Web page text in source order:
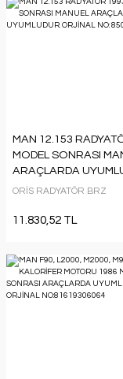
MAN 12.153
MODEL SONRASI
ARAÇLARDA
ORJİNAL NO:
ORİS RADYATÖR BRZ
11.830,52 TL